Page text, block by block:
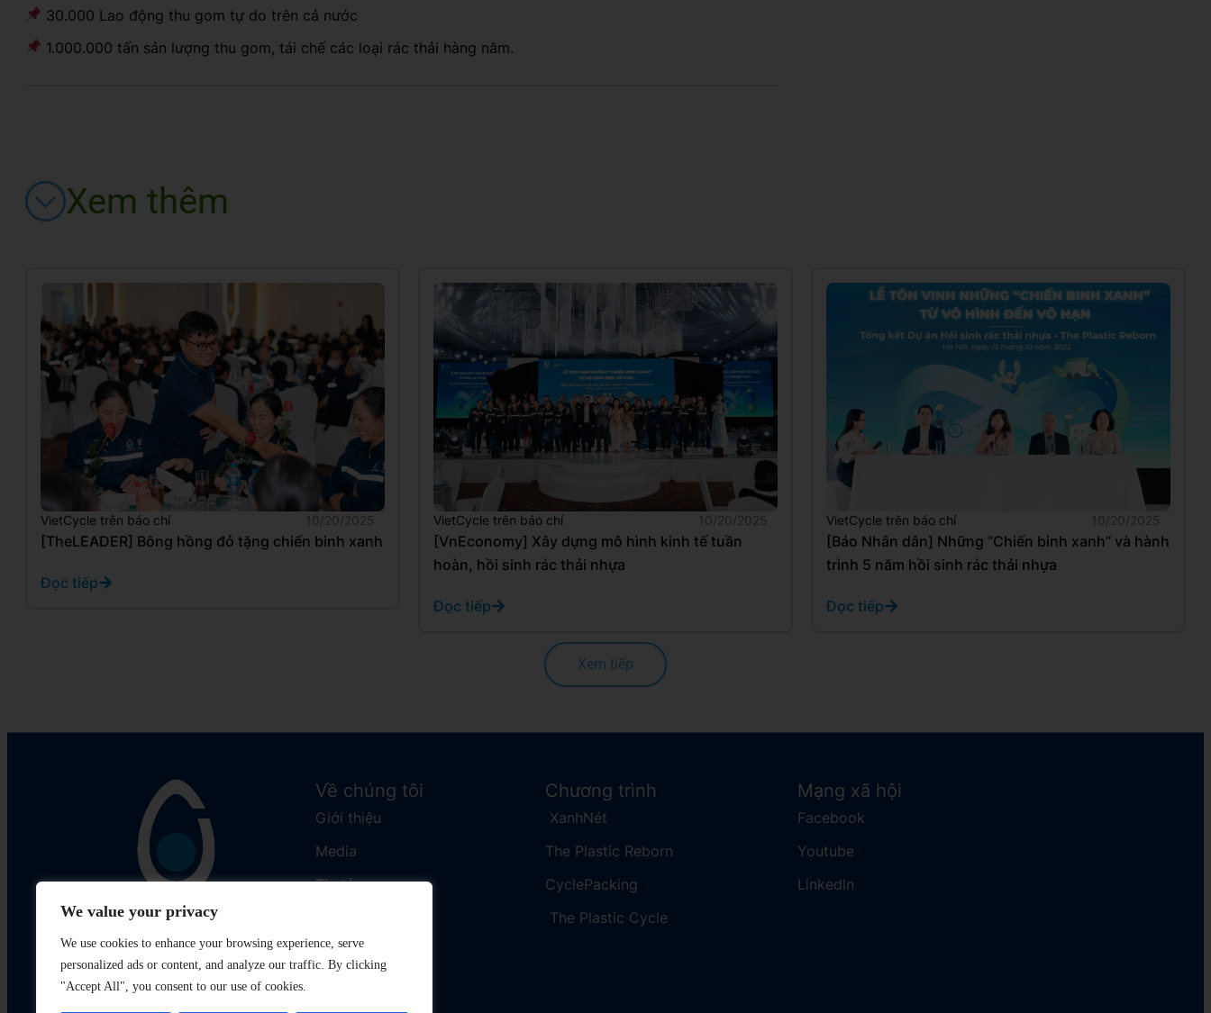
We value your privacy
We use cookies to enhance your browsing experience, serve
personalized ads or content, and analyze our traffic. By clicking
"Accept All", you consent to our use of cookies.
30.000 Lao động thu gom tự do trên cả nước
1.000.000 tấn sản lượng thu gom, tái chế các loại rác thải hàng năm.
Xem thêm
VietCycle trên báo chí 10/20/2025
[TheLEADER] Bông hồng đỏ tặng chiến binh xanh
Đọc tiếp
VietCycle trên báo chí 10/20/2025
[VnEconomy] Xây dựng mô hình kinh tế tuần
hoàn, hồi sinh rác thải nhựa
Đọc tiếp
VietCycle trên báo chí 10/20/2025
[Báo Nhân dân] Những “Chiến binh xanh” và hành
trình 5 năm hồi sinh rác thải nhựa
Đọc tiếp
Xem tiếp
Về chúng tôi
Giới thiệu
Media
Tin tức
Chương trình
XanhNét
The Plastic Reborn
CyclePacking
The Plastic Cycle​
Mạng xã hội
Facebook
​Youtube
Linkedln